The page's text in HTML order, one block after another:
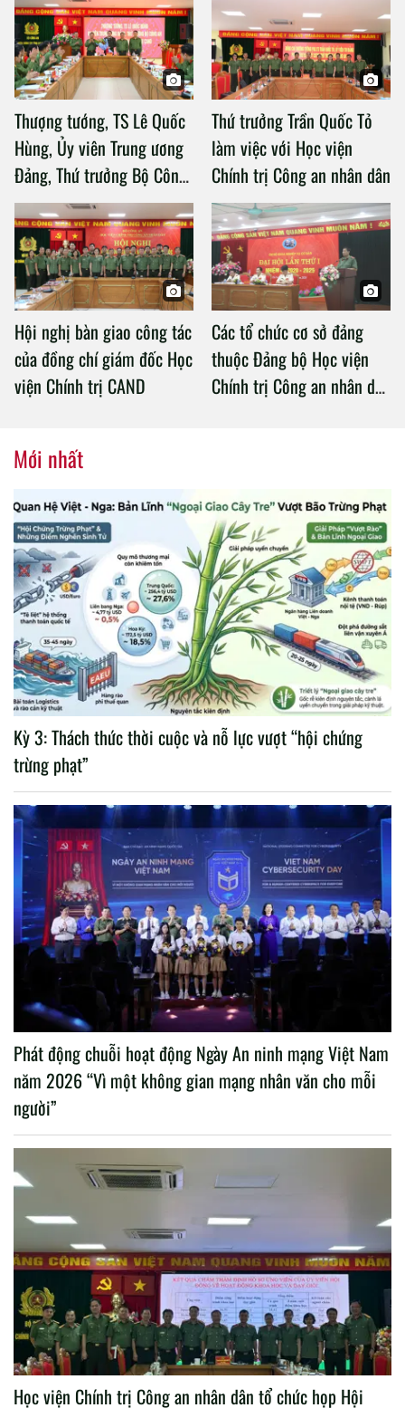
Thượng tướng, TS Lê Quốc
Hùng, Ủy viên Trung ương
Đảng, Thứ trưởng Bộ Công
an làm việc với Học viện
Chính trị Công an nhân dân
Thứ trưởng Trần Quốc Tỏ
làm việc với Học viện
Chính trị Công an nhân dân
Hội nghị bàn giao công tác
của đồng chí giám đốc Học
viện Chính trị CAND
Các tổ chức cơ sở đảng
thuộc Đảng bộ Học viện
Chính trị Công an nhân dân
Mới nhất
Kỳ 3: Thách thức thời cuộc và nỗ lực vượt “hội chứng
trừng phạt”
Phát động chuỗi hoạt động Ngày An ninh mạng Việt Nam
năm 2026 “Vì một không gian mạng nhân văn cho mỗi
người”
Học viện Chính trị Công an nhân dân tổ chức họp Hội